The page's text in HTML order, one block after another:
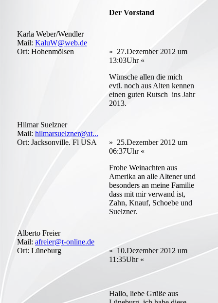
Der Vorstand
Karla Weber/Wendler
Mail: KaluW@web.de
Ort: Hohenmölsen
» 27.Dezember 2012 um
13:03Uhr «
Wünsche allen die mich
evtl. noch aus Alten kennen
einen guten Rutsch ins Jahr
2013.
Hilmar Suelzner
Mail: hilmarsuelzner@at...
Ort: Jacksonville. Fl USA
» 25.Dezember 2012 um
06:37Uhr «
Frohe Weinachten aus
Amerika an alle Altener und
besonders an meine Familie
dass mit mir verwand ist,
Zahn, Knauf, Schoebe und
Suelzner.
Alberto Freier
Mail: afreier@t-online.de
Ort: Lüneburg
» 10.Dezember 2012 um
11:35Uhr «
Hallo, liebe Grüße aus